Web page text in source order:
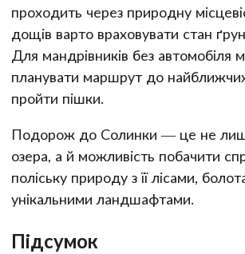
проходить через природну
дощів варто враховувати стан
Для мандрівників без автомобіля
планувати маршрут до найближчих
пройти пішки.
Подорож до Солинки — це не
озера, а й можливість побачити
поліську природу з її лісами,
унікальними ландшафтами.
Підсумок